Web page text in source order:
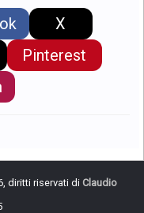
X
Pinterest
diritti riservati di Claudio